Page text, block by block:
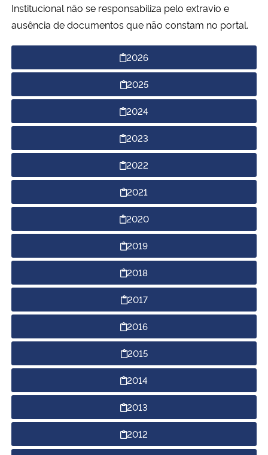
Ministério da Cidadania
Ministério da Ciência, Tecnologia, Inovações e Comunicações
Ministério do Meio Ambiente
Ministério do Turismo
Ministério do Desenvolvimento Regional
Ministério da Mulher, da Família e dos Direitos Humanos
Secretaria-Geral
Secretaria de Governo
Gabinete de Segurança Institucional
Institucional não se responsabiliza pelo extravio e
ausência de documentos que não constam no portal.
2026
2025
2024
2023
2022
2021
2020
2019
2018
2017
2016
2015
2014
2013
2012